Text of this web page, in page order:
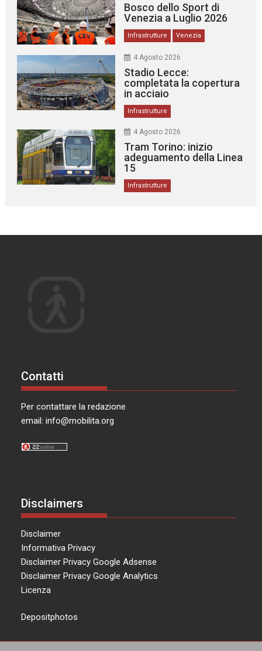
Bosco dello Sport di
Venezia a Luglio 2026
Infrastrutture Venezia
4 Agosto 2026
Stadio Lecce:
completata la copertura
in acciaio
Infrastrutture
4 Agosto 2026
Tram Torino: inizio
adeguamento della Linea
15
Infrastrutture
Contatti
Per contattare la redazione
email:info@mobilita.org
Disclaimers
Disclaimer
Informativa Privacy
Disclaimer Privacy Google Adsense
Disclaimer Privacy Google Analytics
Licenza
Depositphotos